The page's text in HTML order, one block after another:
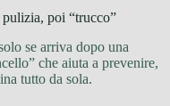
poi “trucco”
se arriva dopo una
che aiuta a prevenire,
tutto da sola.